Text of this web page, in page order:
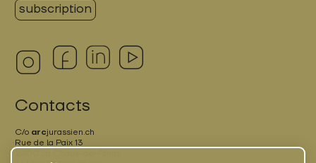
Contacts
C/o arcjurassien.ch
Rue de la Paix 13